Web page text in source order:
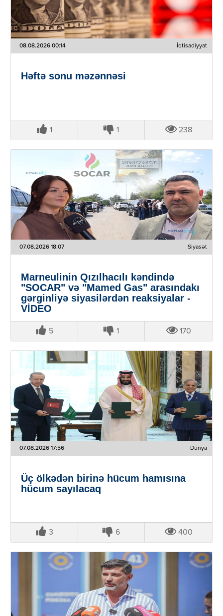
08.08.2026 00:14 İqtisadiyyat
Həftə sonu məzənnəsi
1 1 238
07.08.2026 18:07 Siyasət
Marneulinin Qızılhacılı kəndində
"SOCAR" və "Mamed Gas" arasındakı
gərginliyə siyasilərdən reaksiyalar -
VİDEO
5 1 170
07.08.2026 17:56 Dünya
Üç ölkədən birinə hücum hamısına
hücum sayılacaq
3 6 400